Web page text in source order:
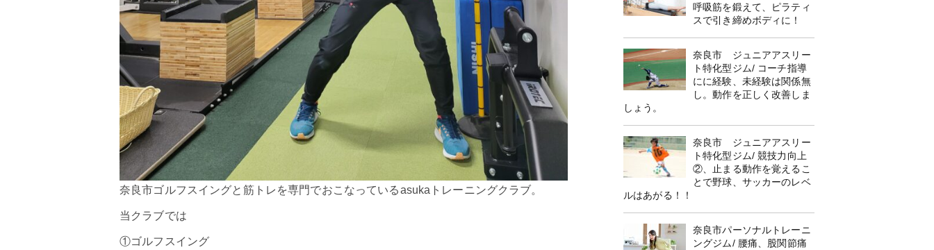
奈良市ゴルフスイングと筋トレを専門でおこなっているasukaトレーニングクラブ。
当クラブでは
①ゴルフスイング
呼吸筋を鍛えて、ピラティ
スで引き締めボディに！
奈良市 ジュニアアスリー
ト特化型ジム/ コーチ指導
にに経験、未経験は関係無
し。動作を正しく改善しま
しょう。
奈良市 ジュニアアスリー
ト特化型ジム/ 競技力向上
②、止まる動作を覚えるこ
とで野球、サッカーのレベ
ルはあがる！！
奈良市パーソナルトレーニ
ングジム/ 腰痛、股関節痛